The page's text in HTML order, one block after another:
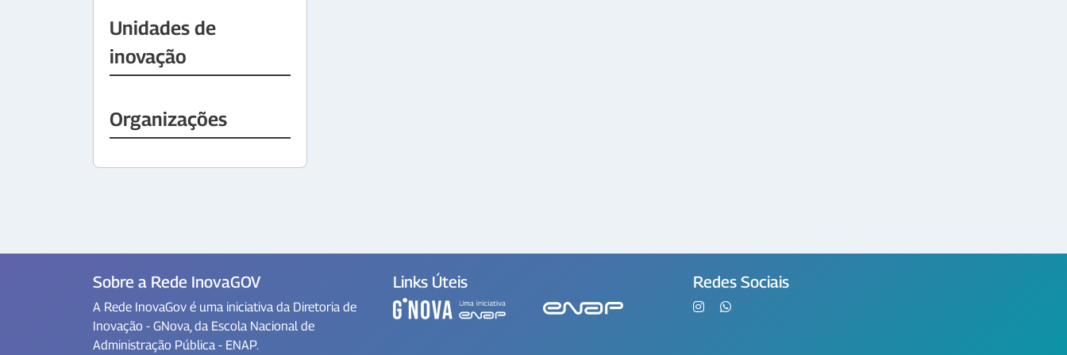
Unidades de
inovação
Organizações
Sobre a Rede InovaGOV
A Rede InovaGov é uma iniciativa da Diretoria de
Inovação - GNova, da Escola Nacional de
Administração Pública - ENAP.
Links Úteis Redes Sociais